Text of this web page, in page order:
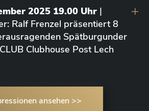
2025 19.00 Uhr |
Ralf Frenzel präsentiert 8
Spätburgunder
Clubhouse Post Lech
ansehen >>